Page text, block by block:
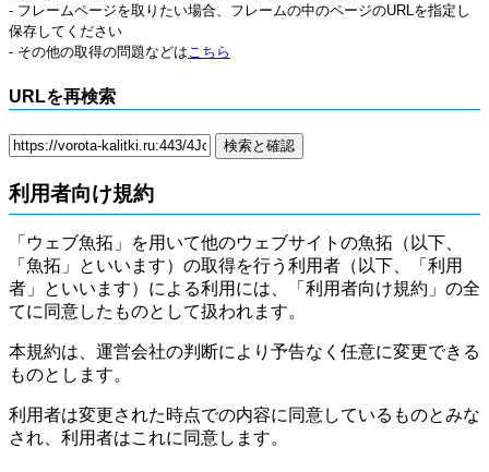
- フレームページを取りたい場合、フレームの中のページのURLを指定し
保存してください
- その他の取得の問題などはこちら
URLを再検索
利用者向け規約
「ウェブ魚拓」を用いて他のウェブサイトの魚拓（以下、
「魚拓」といいます）の取得を行う利用者（以下、「利用
者」といいます）による利用には、「利用者向け規約」の全
てに同意したものとして扱われます。
本規約は、運営会社の判断により予告なく任意に変更できる
ものとします。
利用者は変更された時点での内容に同意しているものとみな
され、利用者はこれに同意します。